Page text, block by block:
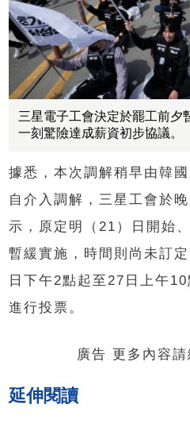
三星電子工會決定於罷工前夕
一刻驚險達成薪資初步協議。
據悉，本次調解稍早由韓
自介入調解，三星工會於
示，原定明（21）日開始
暫緩實施，時間則尚未訂
日下午2點起至27日上午
進行投票。
廣告 更多內容
延伸閱讀